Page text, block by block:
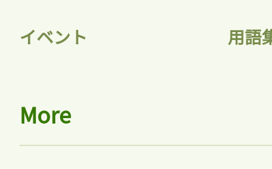
記事をお気に入りに
ログインが必
イベント 用語
More